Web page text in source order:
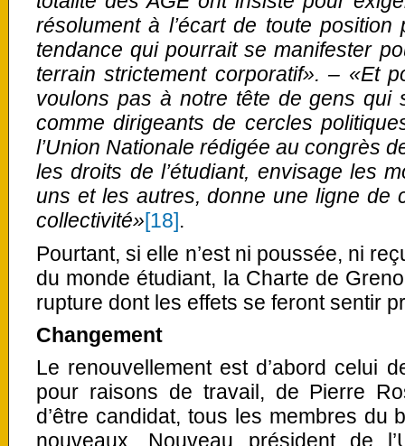
résolument à l’écart de toute
tendance qui pourrait se manifester
terrain strictement corporatif». – «Et
voulons pas à notre tête de gens qui
comme dirigeants de cercles
l’Union Nationale rédigée au congrès
les droits de l’étudiant, envisage les
uns et les autres, donne une ligne de
collectivité»[18].
Pourtant, si elle n’est ni poussée, ni
du monde étudiant, la Charte de
rupture dont les effets se feront sentir
Changement
Le renouvellement est d’abord celui
pour raisons de travail, de Pierre
d’être candidat, tous les membres du
nouveaux. Nouveau président de